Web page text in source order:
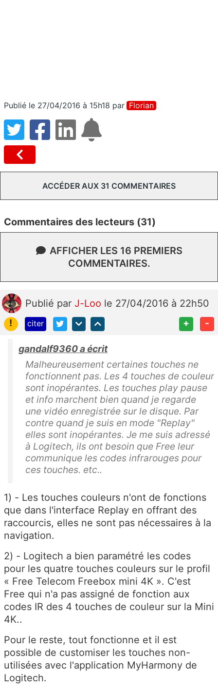
Publié le 27/04/2016 à 15h18 par Florian
ACCÉDER AUX 31 COMMENTAIRES
Commentaires des lecteurs (31)
AFFICHER LES 16 PREMIERS
COMMENTAIRES.
Publié par J-Loo le 27/04/2016 à 22h50
!
citer + -
gandalf9360 a écrit
Malheureusement certaines touches ne
fonctionnent pas. Les 4 touches de couleur
sont inopérantes. Les touches play pause
et info marchent bien quand je regarde
une vidéo enregistrée sur le disque. Par
contre quand je suis en mode "Replay"
elles sont inopérantes. Je me suis adressé
à Logitech, ils ont besoin que Free leur
communique les codes infrarouges pour
ces touches. etc..
1) - Les touches couleurs n'ont de fonctions
que dans l'interface Replay en offrant des
raccourcis, elles ne sont pas nécessaires à la
navigation.
2) - Logitech a bien paramétré les codes
pour les quatre touches couleurs sur le profil
« Free Telecom Freebox mini 4K ». C'est
Free qui n'a pas assigné de fonction aux
codes IR des 4 touches de couleur sur la Mini
4K..
Pour le reste, tout fonctionne et il est
possible de customiser les touches non-
utilisées avec l'application MyHarmony de
Logitech.